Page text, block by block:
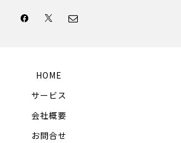
HOME
サービス
会社概要
お問合せ